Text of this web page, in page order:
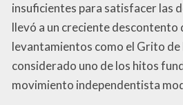
insuficientes para satisfacer las
llevó a un creciente descontento
levantamientos como el Grito de
considerado uno de los hitos
movimiento independentista